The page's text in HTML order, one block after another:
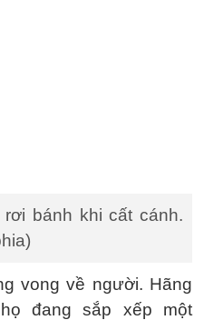
bánh khi cất cánh.
vong về người. Hãng
đang sắp xếp một